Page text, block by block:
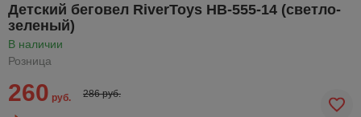
Детский беговел RiverToys HB-555-14 (светло-
зеленый)
В наличии
Розница
260 руб. 286 руб.